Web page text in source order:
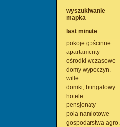
wyszukiwanie
mapka
last minute
pokoje gościnne
apartamenty
ośrodki wczasowe
domy wypoczyn.
wille
domki, bungalowy
hotele
pensjonaty
pola namiotowe
gospodarstwa agro.